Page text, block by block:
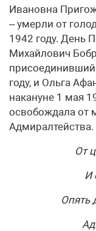
Ивановна
– умерли от
1942 году. День
Михайлович
году, и Ольга
накануне 1 мая
освобождала от
Адмиралтейства.
От
И
Опять